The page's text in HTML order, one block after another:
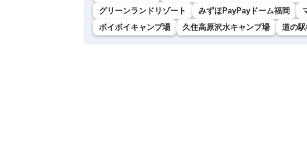
グリーンランドリゾート
みずほPayPayドーム福岡
ボイボイキャンプ場
久住高原沢水キャンプ場 道の